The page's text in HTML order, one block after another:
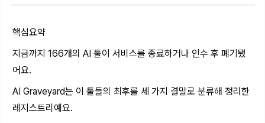
핵심요약
지금까지 166개의 AI 툴이 서비스를 종료하거나 인수 후 폐기됐
어요.
AI Graveyard는 이 툴들의 최후를 세 가지 결말로 분류해 정리한
레지스트리예요.